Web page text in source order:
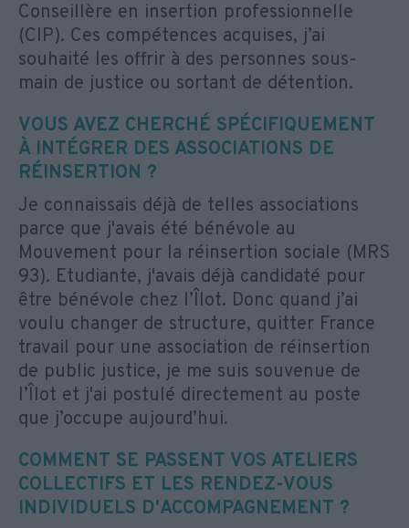
Conseillère en insertion professionnelle
(CIP). Ces compétences acquises, j’ai
souhaité les offrir à des personnes sous-
main de justice ou sortant de détention.
VOUS AVEZ CHERCHÉ SPÉCIFIQUEMENT
À INTÉGRER DES ASSOCIATIONS DE
RÉINSERTION ?
Je connaissais déjà de telles associations
parce que j'avais été bénévole au
Mouvement pour la réinsertion sociale (MRS
93). Etudiante, j'avais déjà candidaté pour
être bénévole chez l’Îlot. Donc quand j’ai
voulu changer de structure, quitter France
travail pour une association de réinsertion
de public justice, je me suis souvenue de
l’Îlot et j'ai postulé directement au poste
que j’occupe aujourd’hui.
COMMENT SE PASSENT VOS ATELIERS
COLLECTIFS ET LES RENDEZ-VOUS
INDIVIDUELS D'ACCOMPAGNEMENT ?